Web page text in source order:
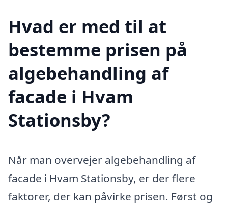
Hvad er med til at
bestemme prisen på
algebehandling af
facade i Hvam
Stationsby?
Når man overvejer algebehandling af
facade i Hvam Stationsby, er der flere
faktorer, der kan påvirke prisen. Først og